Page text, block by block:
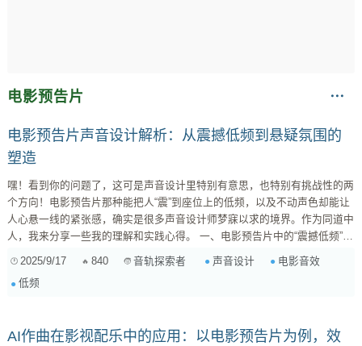
电影预告片
电影预告片声音设计解析：从震撼低频到悬疑氛围的
塑造
嘿！看到你的问题了，这可是声音设计里特别有意思，也特别有挑战性的两
个方向！电影预告片那种能把人“震”到座位上的低频，以及不动声色却能让
人心悬一线的紧张感，确实是很多声音设计师梦寐以求的境界。作为同道中
人，我来分享一些我的理解和实践心得。 一、电影预告片中的“震撼低频”效
和“压迫感”。这不仅仅是把低频提起来那么简单，它需要多种元素的巧妙融
2025/9/17 840 音轨探索者 声音设计
电影音效
低频
AI作曲在影视配乐中的应用：以电影预告片为例，效